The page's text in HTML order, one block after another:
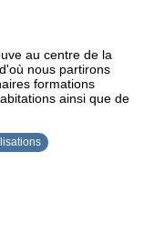
au centre de la
nous partirons
formations
ainsi que de